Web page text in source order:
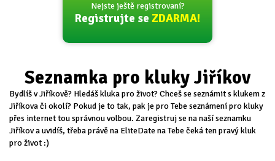
Nejste ještě registrovaní?
Registrujte se ZDARMA!
Seznamka pro kluky Jiříkov
Bydlíš v Jiříkově? Hledáš kluka pro život? Chceš se seznámit s klukem z
Jiříkova či okolí? Pokud je to tak, pak je pro Tebe seznámení pro kluky
přes internet tou správnou volbou. Zaregistruj se na naší seznamku
Jiříkov a uvidíš, třeba právě na EliteDate na Tebe čeká ten pravý kluk
pro život :)